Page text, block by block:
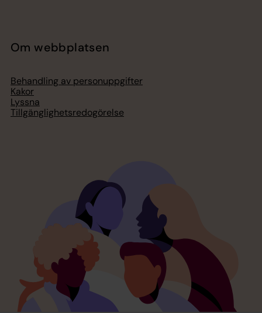
Om webbplatsen
Behandling av personuppgifter
Kakor
Lyssna
Tillgänglighetsredogörelse